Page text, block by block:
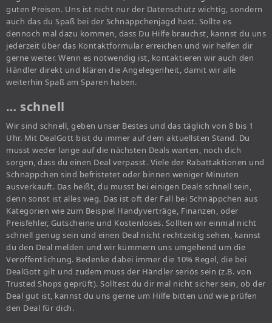
guten Preisen. Uns ist nicht nur der Datenschutz wichtig, sondern
auch das du Spaß bei der Schnäppchenjagd hast. Sollte es
dennoch mal dazu kommen, dass Du Hilfe brauchst, kannst du uns
jederzeit über das Kontaktformular erreichen und wir helfen dir
gerne weiter. Wenn es notwendig ist, kontaktieren wir auch den
Händler direkt und klären die Angelegenheit, damit wir alle
weiterhin Spaß am Sparen haben.
… schnell
Wir sind schnell, geben unser Bestes und das täglich von 8 bis 1
Uhr. Mit DealGott bist du immer auf dem aktuellsten Stand. Du
musst weder lange auf die nächsten Deals warten, noch dich
sorgen, dass du einen Deal verpasst. Viele der Rabattaktionen und
Schnäppchen sind befristetet oder binnen weniger Minuten
ausverkauft. Das heißt, du musst bei einigen Deals schnell sein,
denn sonst ist alles weg. Das ist oft der Fall bei Schnäppchen aus
Kategorien wie zum Beispiel Handyverträge, Finanzen, oder
Preisfehler, Gutscheine und Kostenloses. Sollten wir einmal nicht
schnell genug sein und einen Deal nicht rechtzeitig sehen, kannst
du den Deal melden und wir kümmern uns umgehend um die
Veröffentlichung. Bedenke dabei immer die 10% Regel, die bei
DealGott gilt und zudem muss der Händler seriös sein (z.B. von
Trusted Shops geprüft). Solltest du dir mal nicht sicher sein, ob der
Deal gut ist, kannst du uns gerne um Hilfe bitten und wie prüfen
den Deal für dich.